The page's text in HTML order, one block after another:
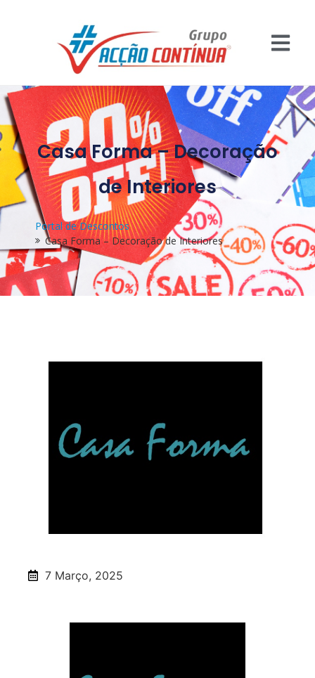
Casa Forma – Decoração
de Interiores
Portal de Descontos
Casa Forma – Decoração de Interiores
7 Março, 2025